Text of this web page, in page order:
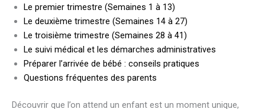
Le premier trimestre (Semaines 1 à 13)
Le deuxième trimestre (Semaines 14 à 27)
Le troisième trimestre (Semaines 28 à 41)
Le suivi médical et les démarches administratives
Préparer l’arrivée de bébé : conseils pratiques
Questions fréquentes des parents
Découvrir que l’on attend un enfant est un moment unique,